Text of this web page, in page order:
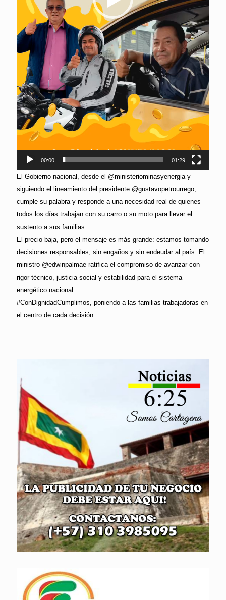
00:00 01:29
El Gobierno nacional, desde el @ministeriominasyenergia y
siguiendo el lineamiento del presidente @gustavopetrourrego,
cumple su palabra y responde a una necesidad real de quienes
todos los días trabajan con su carro o su moto para llevar el
sustento a sus familias.
El precio baja, pero el mensaje es más grande: estamos tomando
decisiones responsables, sin engaños y sin endeudar al país. El
ministro @edwinpalmae ratifica el compromiso de avanzar con
rigor técnico, justicia social y estabilidad para el sistema
energético nacional.
#ConDignidadCumplimos, poniendo a las familias trabajadoras en
el centro de cada decisión.